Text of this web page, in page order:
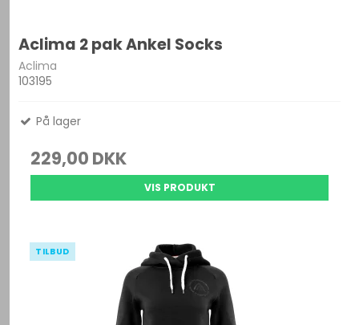
Aclima 2 pak Ankel Socks
Aclima
103195
På lager
229,00 DKK
VIS PRODUKT
TILBUD